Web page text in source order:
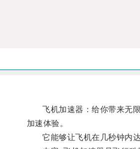
飞机加速器：给你带来无限
加速体验。
它能够让飞机在几秒钟内达